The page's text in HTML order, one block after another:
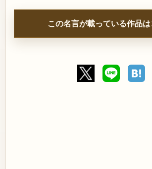
この名言が載っている作品は